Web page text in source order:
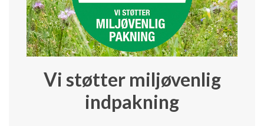
Vi støtter miljøvenlig
indpakning